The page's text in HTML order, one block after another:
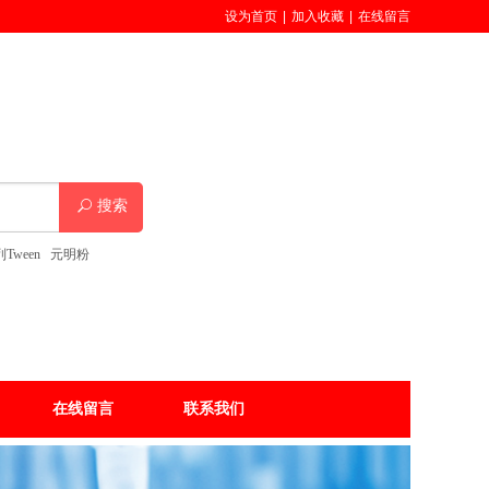
搜索
Tween 元明粉
在线留言 联系我们
设为首页 加入收藏 在线留言